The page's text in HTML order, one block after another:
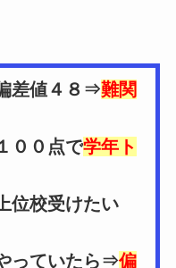
差値４８⇒難関
００点で学年ト
位校受けたい
っていたら⇒偏